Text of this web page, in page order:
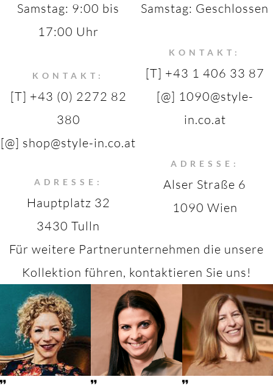
Samstag: 9:00 bis
17:00 Uhr
KONTAKT:
[T] +43 (0) 2272 82
380
[@] shop@style-in.co.at
ADRESSE:
Hauptplatz 32
3430 Tulln
Samstag: Geschlossen
KONTAKT:
[T] +43 1 406 33 87
[@] 1090@style-
in.co.at
ADRESSE:
Alser Straße 6
1090 Wien
Für weitere Partnerunternehmen die unsere
Kollektion führen, kontaktieren Sie uns!